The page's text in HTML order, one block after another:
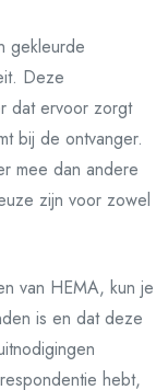
gekleurde
Deze
dat ervoor zorgt
bij de ontvanger.
mee dan andere
zijn voor zowel
van HEMA, kun je
is en dat deze
hebt,